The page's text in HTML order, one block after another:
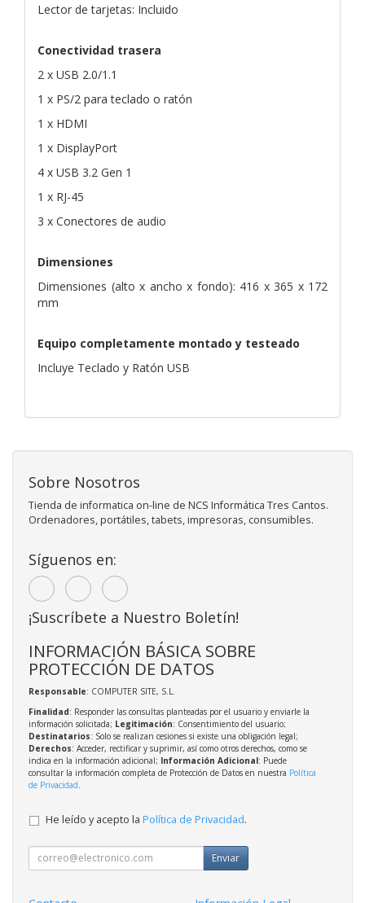
Lector de tarjetas: Incluido
Conectividad trasera
2 x USB 2.0/1.1
1 x PS/2 para teclado o ratón
1 x HDMI
1 x DisplayPort
4 x USB 3.2 Gen 1
1 x RJ-45
3 x Conectores de audio
Dimensiones
Dimensiones (alto x ancho x fondo): 416 x 365 x 172
mm
Equipo completamente montado y testeado
Incluye Teclado y Ratón USB
Sobre Nosotros
Tienda de informatica on-line de NCS Informática Tres Cantos.
Ordenadores, portátiles, tabets, impresoras, consumibles.
Síguenos en:
¡Suscríbete a Nuestro Boletín!
INFORMACIÓN BÁSICA SOBRE
PROTECCIÓN DE DATOS
Responsable: COMPUTER SITE, S.L.
Finalidad: Responder las consultas planteadas por el usuario y enviarle la
información solicitada; Legitimación: Consentimiento del usuario;
Destinatarios: Solo se realizan cesiones si existe una obligación legal;
Derechos: Acceder, rectificar y suprimir, así como otros derechos, como se
indica en la información adicional; Información Adicional: Puede
consultar la información completa de Protección de Datos en nuestra Política
de Privacidad
He leído y acepto la Política de Privacidad.
Enviar